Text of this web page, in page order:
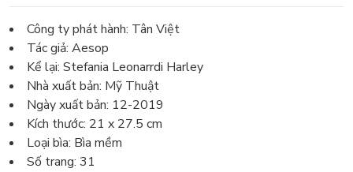
Công ty phát hành: Tân Việt
Tác giả: Aesop
Kể lại: Stefania Leonarrdi Harley
Nhà xuất bản: Mỹ Thuật
Ngày xuất bản: 12-2019
Kích thước: 21 x 27.5 cm
Loại bìa: Bìa mềm
Số trang: 31